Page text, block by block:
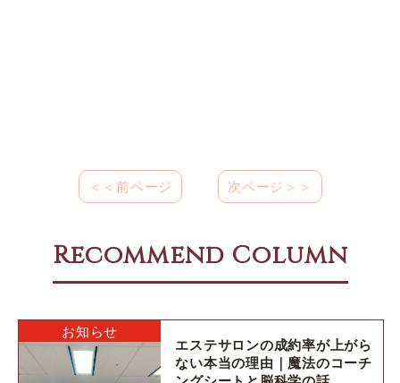
＜＜前ページ 次ページ＞＞
Recommend Column
お知らせ
エステサロンの成約率が上がら
ない本当の理由｜魔法のコーチ